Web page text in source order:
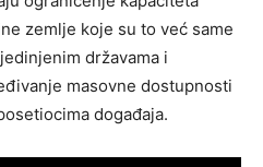
zemlje koje su to već same
državama i
masovne dostupnosti
događaja.